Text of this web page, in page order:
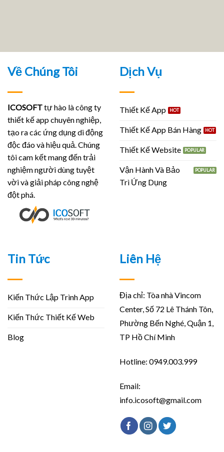
Về Chúng Tôi
ICOSOFTtự hào là công ty
thiết kế app chuyên nghiệp,
tạo ra các ứng dụng di động
độc đáo và hiệu quả. Chúng
tôi cam kết mang đến trải
nghiệm người dùng tuyệt
vời và giải pháp công nghệ
đột phá.
Dịch Vụ
Thiết Kế App
Thiết Kế App Bán Hàng
Thiết Kế Website
Vận Hành Và Bảo
Trì Ứng Dụng
Tin Tức
Kiến Thức Lập Trình App
Kiến Thức Thiết Kế Web
Blog
Liên Hệ
Địa chỉ: Tòa nhà Vincom
Center, Số 72 Lê Thánh Tôn,
Phường Bến Nghé, Quận 1,
TP Hồ Chí Minh
Hotline: 0949.003.999
Email:
info.icosoft@gmail.com